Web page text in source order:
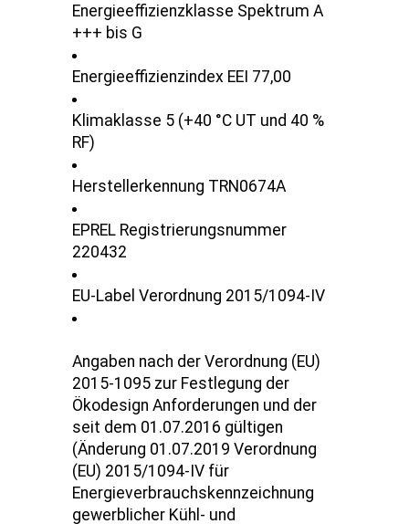
Energieeffizienzklasse Spektrum A
+++ bis G
Energieeffizienzindex EEI 77,00
Klimaklasse 5 (+40 °C UT und 40 %
RF)
Herstellerkennung TRN0674A
EPREL Registrierungsnummer
220432
EU-Label Verordnung 2015/1094-IV
Angaben nach der Verordnung (EU)
2015-1095 zur Festlegung der
Ökodesign Anforderungen und der
seit dem 01.07.2016 gültigen
(Änderung 01.07.2019 Verordnung
(EU) 2015/1094-IV für
Energieverbrauchskennzeichnung
gewerblicher Kühl- und